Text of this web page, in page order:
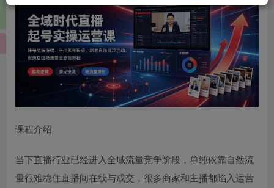
课程介绍
当下直播行业已经进入全域流量竞争阶段，单纯依靠自然流
量很难稳住直播间在线与成交，很多商家和主播都陷入运营